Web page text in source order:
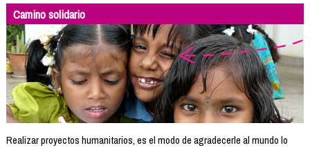
Camino solidario
Realizar proyectos humanitarios, es el modo de agradecerle al mundo lo